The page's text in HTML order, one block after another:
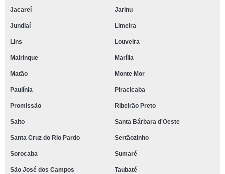
Jacareí Jarinu
Jundiaí Limeira
Lins Louveira
Mairinque Marília
Matão Monte Mor
Paulínia Piracicaba
Promissão Ribeirão Preto
Salto Santa Bárbara d'Oeste
Santa Cruz do Rio Pardo Sertãozinho
Sorocaba Sumaré
São José dos Campos Taubaté